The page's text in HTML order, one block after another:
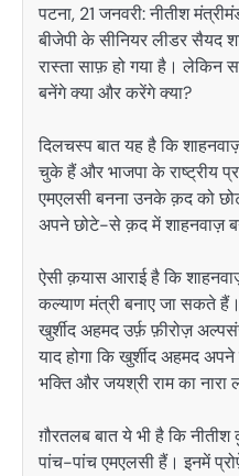
पटना, 21 जनवरी: नीतीश
बीजेपी के सीनियर लीडर सैयद
रास्ता साफ़ हो गया है। लेकिन
बनेंगे क्या और करेंगे क्या?
दिलचस्प बात यह है कि
चुके हैं और भाजपा के राष्ट्रीय
एमएलसी बनना उनके क़द को
अपने छोटे-से क़द में शाहनवाज़
ऐसी क़यास आराई है कि
कल्याण मंत्री बनाए जा सकते
खुर्शीद अहमद उर्फ़ फ़ीरोज़
याद होगा कि खुर्शीद अहमद
भक्ति और जयश्री राम का नारा
ग़ौरतलब बात ये भी है कि
पांच-पांच एमएलसी हैं। इनमें